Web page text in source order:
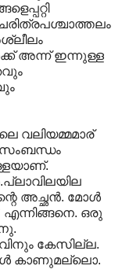
അന്ന് ഇന്നുള്ള
വലിയമ്മമാര്
സംബന്ധം
അച്ഛന്‍. മോള്‍
എന്നിങ്ങനെ. ഒരു
കേസില്ല.
കാണുമല്ലൊ.